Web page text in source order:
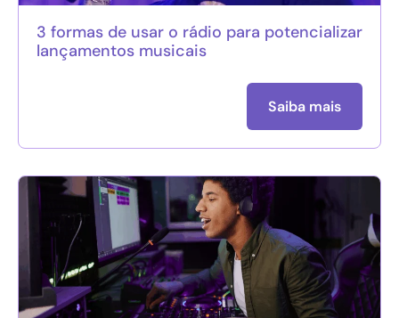
3 formas de usar o rádio para potencializar
lançamentos musicais
Saiba mais